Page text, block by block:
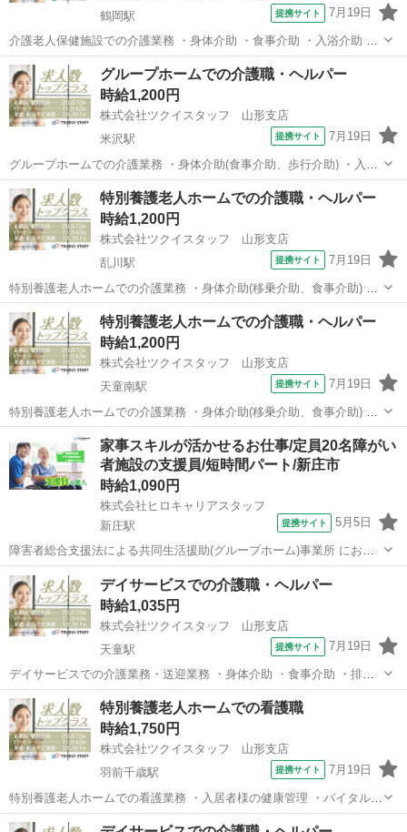
鶴岡駅
提携サイト 7月19日
介護老人保健施設での介護業務 ・身体介助 ・食事介助 ・入浴介助 ・
排せつ介助 ・昼食配膳、口腔体操、口腔ケア ・レクリエーション企
画、実施 ・生活環境整備(居室清掃・リネン交換等) ・介護記録 ※本人
の経験、希望、得意分野...
山形 鶴岡市 鶴岡駅 その他
グループホームでの介護職・ヘルパー
時給1,200円
株式会社ツクイスタッフ 山形支店
米沢駅
提携サイト 7月19日
グループホームでの介護業務 ・身体介助(食事介助、歩行介助) ・入浴
介助 ・排せつ介助(トイレ誘導、オムツ交換) ・調理業務 ・口腔ケア、
口腔体操 ・服薬支援 ・レクリエーション企画、実施 ・生活支援(掃
除・洗濯など) ・介...
山形 米沢市 米沢駅 その他
特別養護老人ホームでの介護職・ヘルパー
時給1,200円
株式会社ツクイスタッフ 山形支店
乱川駅
提携サイト 7月19日
特別養護老人ホームでの介護業務 ・身体介助(移乗介助、食事介助) ・
入浴介助(一般浴、機械浴) ・排せつ介助(トイレ誘導、オムツ交換) ・
食事配膳、下膳 ・口腔体操、口腔ケア ・レクリエーション企画、実施
・生活環境の整備(...
山形 天童市 乱川駅 その他
特別養護老人ホームでの介護職・ヘルパー
時給1,200円
株式会社ツクイスタッフ 山形支店
天童南駅
提携サイト 7月19日
特別養護老人ホームでの介護業務 ・身体介助(移乗介助、食事介助) ・
入浴介助(一般浴、機械浴) ・排せつ介助(トイレ誘導、オムツ交換) ・
食事配膳、下膳 ・口腔体操、口腔ケア ・レクリエーション企画、実施
・生活環境の整備(...
天童市 天童南駅 その他
家事スキルが活かせるお仕事/定員20名障がい
者施設の支援員/短時間パート/新庄市
時給1,090円
株式会社ヒロキャリアスタッフ
新庄駅
提携サイト 5月5日
障害者総合支援法による共同生活援助(グループホーム)事業所 におい
て入所者様の日常生活をサポートする仕事です。 ・食事の提供 ・入浴
支援 ・生活援助、補助等 ・レクリエーション企画、実施 ・相談業務
【変更範囲：変更な...
山形 新庄駅 その他
デイサービスでの介護職・ヘルパー
時給1,035円
株式会社ツクイスタッフ 山形支店
天童駅
提携サイト 7月19日
デイサービスでの介護業務・送迎業務 ・身体介助 ・食事介助 ・排せ
つ介助 ・入浴介助 ・食事配膳/下膳 ・口腔体操、口腔ケア ・レクリエ
ーション企画、実施 ・送迎業務、添乗業務 ・介護記録、デイルーム清
掃 デイサービスでの...
山形 天童市 天童駅 その他
特別養護老人ホームでの看護職
時給1,750円
株式会社ツクイスタッフ 山形支店
羽前千歳駅
提携サイト 7月19日
特別養護老人ホームでの看護業務 ・入居者様の健康管理 ・バイタル測
定 ・服薬管理、服薬指導 ・往診対応、医師・病院との連携 ・緊急時
山形 山形市 羽前千歳駅 その他